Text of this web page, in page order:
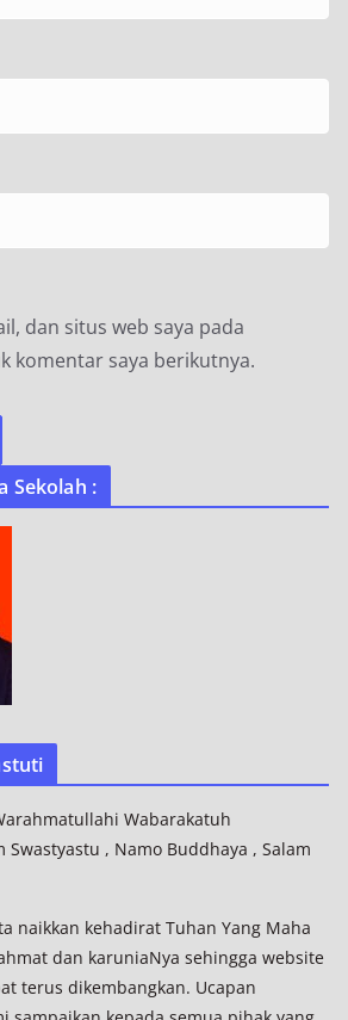
dan situs web saya pada
komentar saya berikutnya.
Sekolah :
Wabarakatuh
Swastyastu , Namo Buddhaya , Salam
naikkan kehadirat Tuhan Yang Maha
dan karuniaNya sehingga website
terus dikembangkan. Ucapan